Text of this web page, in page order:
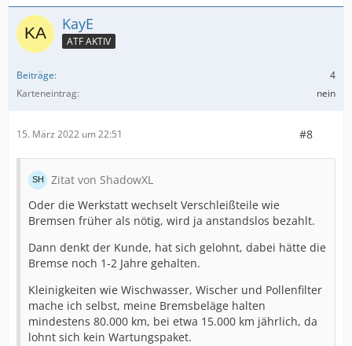
KayE
ATF AKTIV
Beiträge
4
Karteneintrag
nein
15. März 2022 um 22:51 #8
Zitat von ShadowXL
Oder die Werkstatt wechselt Verschleißteile wie
Bremsen früher als nötig, wird ja anstandslos bezahlt.
Dann denkt der Kunde, hat sich gelohnt, dabei hätte die
Bremse noch 1-2 Jahre gehalten.
Kleinigkeiten wie Wischwasser, Wischer und Pollenfilter
mache ich selbst, meine Bremsbeläge halten
mindestens 80.000 km, bei etwa 15.000 km jährlich, da
lohnt sich kein Wartungspaket.